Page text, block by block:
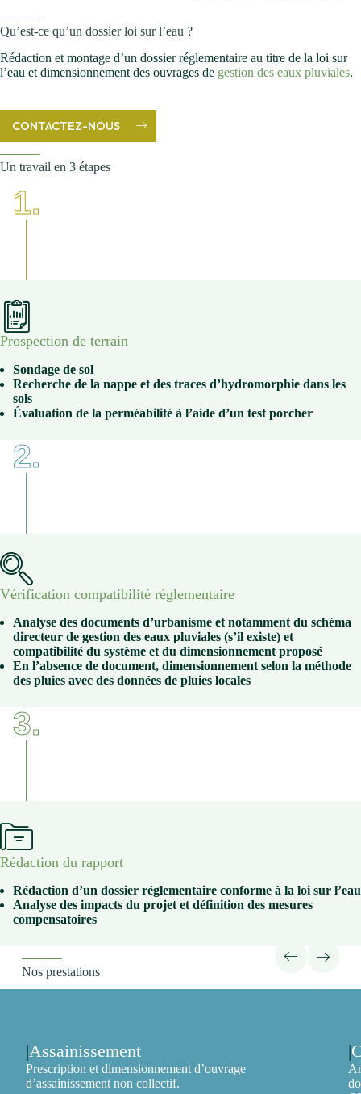
Qu’est-ce qu’un dossier loi sur l’eau ?
Rédaction et montage d’un dossier réglementaire au titre de la loi sur
l’eau et dimensionnement des ouvrages de gestion des eaux pluviales.
CONTACTEZ-NOUS
Un travail en 3 étapes
1.
Prospection de terrain
Sondage de sol
Recherche de la nappe et des traces d’hydromorphie dans les
sols
Évaluation de la perméabilité à l’aide d’un test porcher
2.
Vérification compatibilité réglementaire
Analyse des documents d’urbanisme et notamment du schéma
directeur de gestion des eaux pluviales (s’il existe) et
compatibilité du système et du dimensionnement proposé
En l’absence de document, dimensionnement selon la méthode
des pluies avec des données de pluies locales
3.
Rédaction du rapport
Rédaction d’un dossier réglementaire conforme à la loi sur l’eau
Analyse des impacts du projet et définition des mesures
compensatoires
Nos prestations
Assainissement
Prescription et dimensionnement d’ouvrage
d’assainissement non collectif.